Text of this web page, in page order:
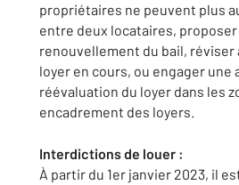
propriétaires ne peuvent plus
entre deux locataires,
renouvellement du bail, réviser
loyer en cours, ou engager une
réévaluation du loyer dans les
encadrement des loyers.
Interdictions de louer :
À partir du 1er janvier 2023, il